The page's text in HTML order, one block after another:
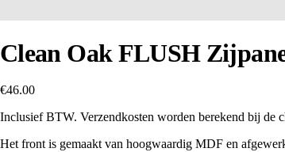
Clean Oak FLUSH
€46.00
Inclusief BTW. Verzendkosten worden berekend bij de
Het front is gemaakt van hoogwaardig MDF en